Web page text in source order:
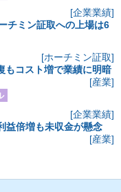
[企業業績]
チミン証取への上場は6
[ホーチミン証取]
もコスト増で業績に明暗
[産業]
[企業業績]
益倍増も未収金が懸念
[産業]